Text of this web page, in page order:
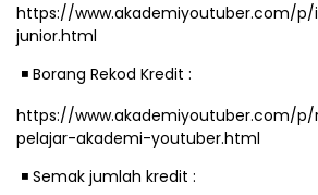
https://www.akademiyoutuber.com/
junior.html
◾ ️ Borang Rekod Kredit :
https://www.akademiyoutuber.com/
pelajar-akademi-youtuber.html
◾ ️ Semak jumlah kredit :